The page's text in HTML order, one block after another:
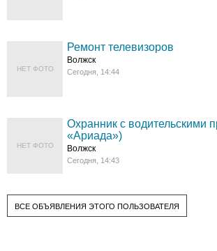
НЕТ ФОТО
Ремонт телевизоров
Волжск
Сегодня, 14:44
НЕТ ФОТО
Охранник с водительскими
«Ариада»)
Волжск
Сегодня, 14:43
ВСЕ ОБЪЯВЛЕНИЯ ЭТОГО ПОЛЬЗОВАТЕЛЯ